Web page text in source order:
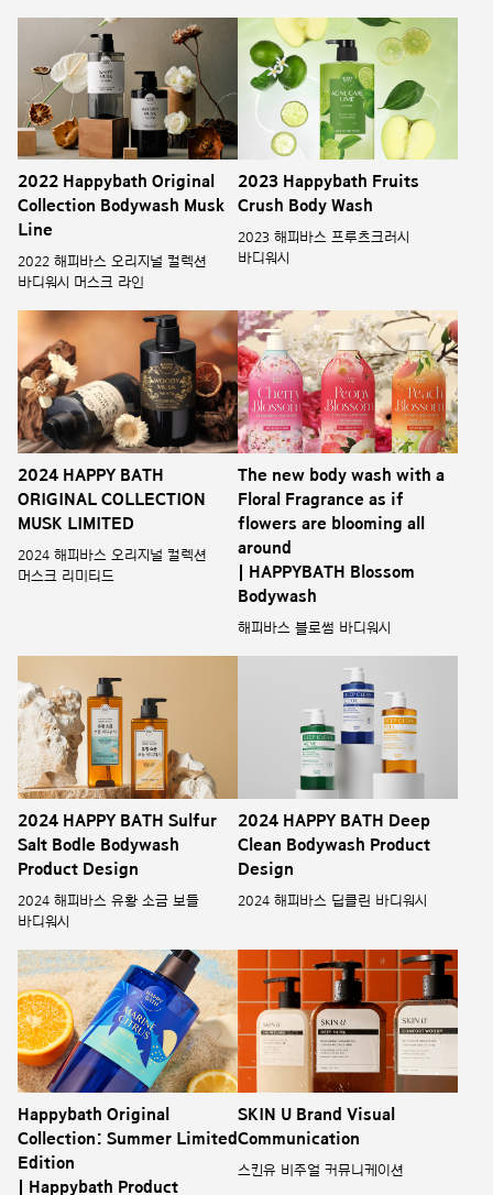
2022 Happybath Original
Collection Bodywash Musk
Line
2022 해피바스 오리지널 컬렉션
바디워시 머스크 라인
2023 Happybath Fruits
Crush Body Wash
2023 해피바스 프루츠크러시
바디워시
2024 HAPPY BATH
ORIGINAL COLLECTION
MUSK LIMITED
2024 해피바스 오리지널 컬렉션
머스크 리미티드
The new body wash with a
Floral Fragrance as if
flowers are blooming all
around
| HAPPYBATH Blossom
Bodywash
해피바스 블로썸 바디워시
2024 HAPPY BATH Sulfur
Salt Bodle Bodywash
Product Design
2024 해피바스 유황 소금 보들
바디워시
2024 HAPPY BATH Deep
Clean Bodywash Product
Design
2024 해피바스 딥클린 바디워시
Happybath Original
Collection: Summer Limited
Edition
| Happybath Product
SKIN U Brand Visual
Communication
스킨유 비주얼 커뮤니케이션